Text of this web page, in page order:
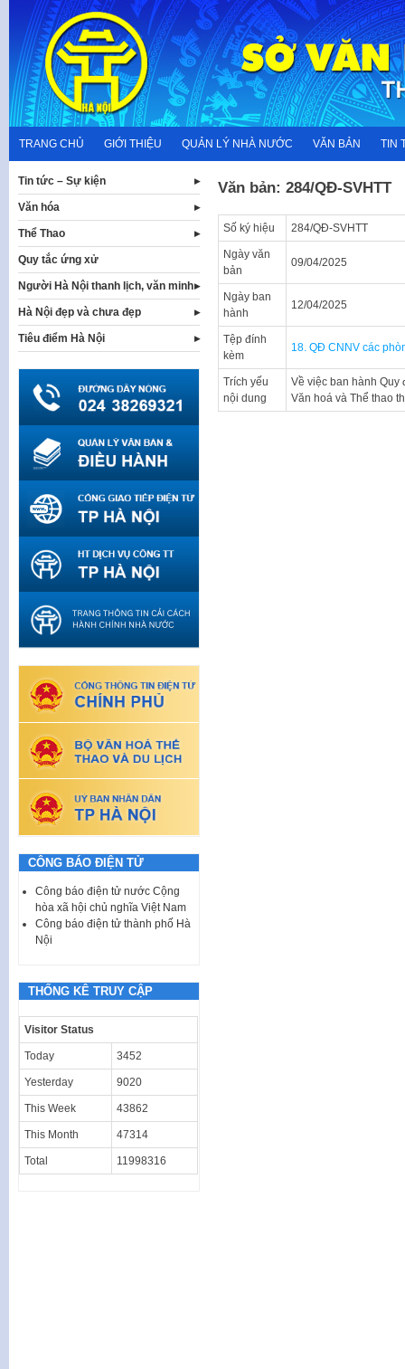
content
TRANG CHỦ GIỚI THIỆU QUẢN LÝ NHÀ NƯỚC VĂN BẢN TIN
Văn bản: 284/QĐ-SVHTT
Số ký hiệu 284/QĐ-SVHTT
Ngày văn
bản
09/04/2025
Ngày ban
hành
12/04/2025
Tệp đính
kèm
18. QĐ CNNV các
Trích yếu
nội dung
Về việc ban hành Quy
Văn hoá và Thể thao
Tin tức – Sự kiện
Văn hóa
Thể Thao
Quy tắc ứng xử
Người Hà Nội thanh lịch, văn minh
Hà Nội đẹp và chưa đẹp
Tiêu điểm Hà Nội
CÔNG BÁO ĐIỆN TỬ
Công báo điện tử nước Cộng
hòa xã hội chủ nghĩa Việt Nam
Công báo điện tử thành phố Hà
Nội
THỐNG KÊ TRUY CẬP
Visitor Status
Today 3452
Yesterday 9020
This Week 43862
This Month 47314
Total 11998316